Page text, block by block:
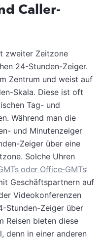
Caller-
zweiter Zeitzone
24-Stunden-Zeiger.
Zentrum und weist auf
Skala. Diese ist oft
Tag- und
Während man die
und Minutenzeiger
Zeiger über eine
Solche Uhren
oder Office-GMTs:
Geschäftspartnern auf
Videokonferenzen
Stunden-Zeiger über
Reisen bieten diese
denn in einer anderen